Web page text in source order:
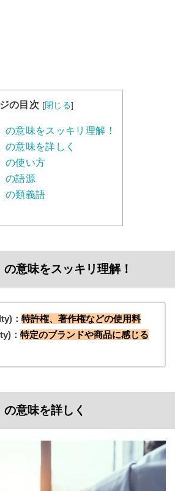
の目次 [閉じる]
の意味をスッキリ理解！
の意味を詳しく
の使い方
の語源
の類義語
の意味をスッキリ理解！
： 特許権、著作権などの使用料
： 特定のブランドや商品に感じる
の意味を詳しく